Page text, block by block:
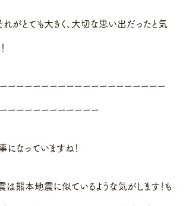
れがとても大きく、大切な思い出だったと気
ーーーーーーーーーーーーーーーーーーー
ーーーーーーーーーーー
なっていますね！
熊本地震に似ているような気がします！も